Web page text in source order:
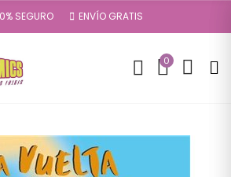
SEGURO ENVÍO GRATIS
0